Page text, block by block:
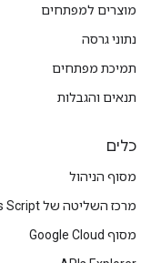
מוצרים למפתחים
נתוני גרסה
תמיכת מפתחים
תנאים והגבלות
כלים
מסוף הניהול
מרכז השליטה של Apps Script
מסוף Google Cloud